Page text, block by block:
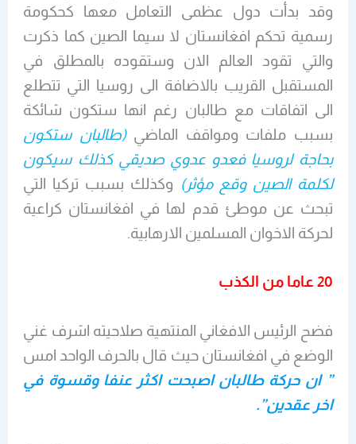
وقد بدأت دول عظمى التعامل معها كحكومة
رسمية تحكم افغانستان لا سيما الصين كما ذكرت
والتي تقود العالم الان وستقوده بالمطلق في
المستقبل القريب بالاضافة الى روسيا التي تتطلع
الى اتفاقات مع طالبان رغم انها ستكون شائكة
بسبب ملفات ومواقف الماضي(طالبان ستكون
بحاجة لروسيا فعدو عدوي صديقي كذلك سيكون
لكلمة الصين وقع مؤثر) وكذلك بسبب تركيا التي
تبحث عن موطئ قدم لها في افغانستان كراعية
لحركة الاخوان المسلمين الارهابية.
20 عاما من الكذب
فضح الرئيس الافغاني المنتهية صلاحيته اشرف غني
الوضع في افغانستان حيث قال بالحرف الواحد امس
” ان حركة طالبان اصبحت اكثر عنفا وقسوة في
اخر عقدين”.